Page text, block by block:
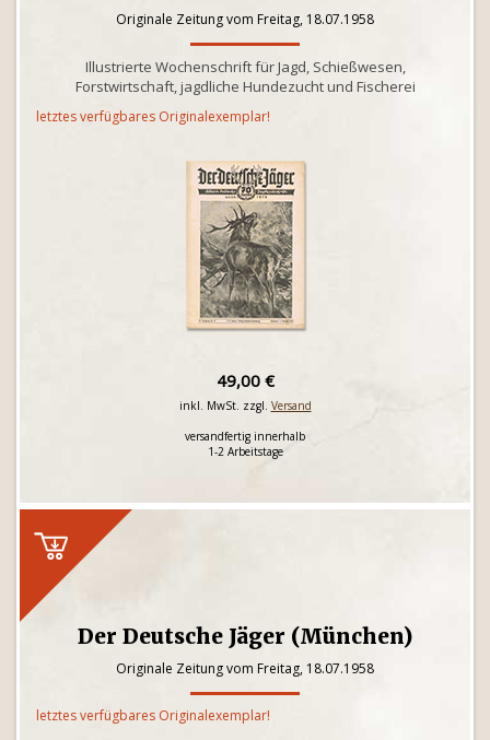
Originale Zeitung vom Freitag, 18.07.1958
Illustrierte Wochenschrift für Jagd, Schießwesen,
Forstwirtschaft, jagdliche Hundezucht und Fischerei
letztes verfügbares Originalexemplar!
49,00 €
inkl. MwSt. zzgl. Versand
versandfertig innerhalb
1-2 Arbeitstage
Der Deutsche Jäger (München)
Originale Zeitung vom Freitag, 18.07.1958
letztes verfügbares Originalexemplar!